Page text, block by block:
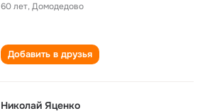
60 лет,Домодедово
Добавить в друзья
Николай Яценко